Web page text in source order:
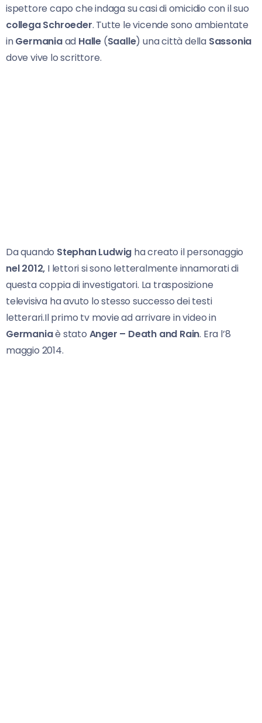
ispettore capo che indaga su casi di omicidio con il suo
collega Schroeder. Tutte le vicende sono ambientate
inGermaniaad Halle (Saalle) una città della Sassonia
dove vive lo scrittore.
Da quando Stephan Ludwig ha creato il personaggio
nel 2012, I lettori si sono letteralmente innamorati di
questa coppia di investigatori. La trasposizione
televisiva ha avuto lo stesso successo dei testi
letterari.Il primo tv movie ad arrivare in video in
Germaniaè stato Anger – Death and Rain. Era l’8
maggio 2014.